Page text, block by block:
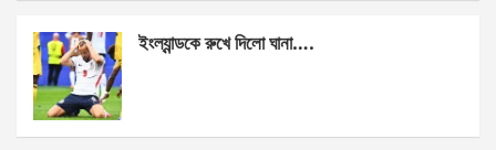
ইংল্যান্ডকে রুখে দিলো ঘানা….